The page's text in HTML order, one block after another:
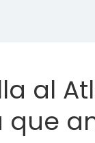
al
que